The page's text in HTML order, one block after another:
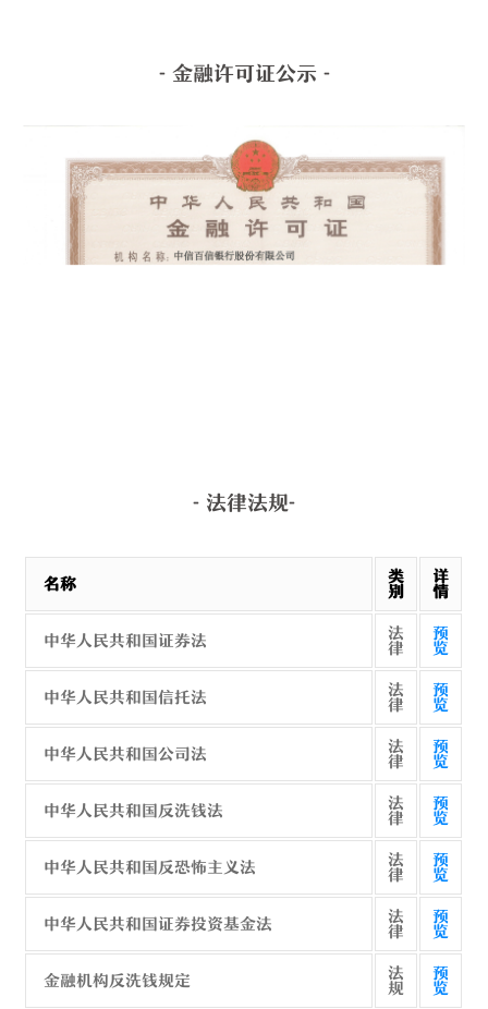
- 金融许可证公示 -
- 法律法规-
名称 类
别
详
情
中华人民共和国证券法 法
律
预
览
中华人民共和国信托法 法
律
预
览
中华人民共和国公司法 法
律
预
览
中华人民共和国反洗钱法 法
律
预
览
中华人民共和国反恐怖主义法 法
律
预
览
中华人民共和国证券投资基金法 法
律
预
览
金融机构反洗钱规定 法
规
预
览